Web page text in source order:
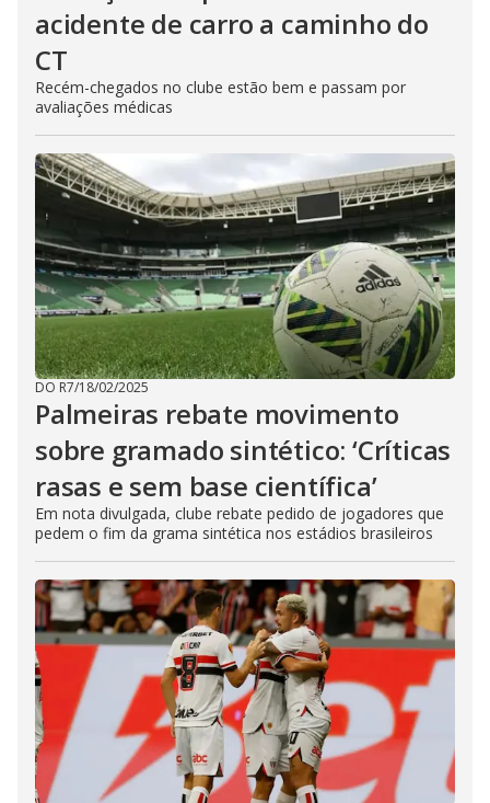
acidente de carro a caminho do
CT
Recém-chegados no clube estão bem e passam por
avaliações médicas
DO R7/18/02/2025
Palmeiras rebate movimento
sobre gramado sintético: ‘Críticas
rasas e sem base científica’
Em nota divulgada, clube rebate pedido de jogadores que
pedem o fim da grama sintética nos estádios brasileiros